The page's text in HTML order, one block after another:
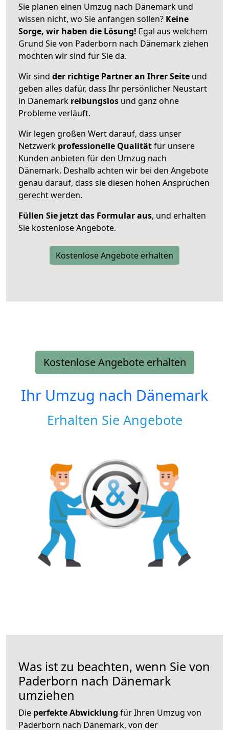
Sie planen einen Umzug nach Dänemark und
wissen nicht, wo Sie anfangen sollen? Keine
Sorge, wir haben die Lösung! Egal aus welchem
Grund Sie von Paderborn nach Dänemark ziehen
möchten wir sind für Sie da.
Wir sind der richtige Partner an Ihrer Seite und
geben alles dafür, dass Ihr persönlicher Neustart
in Dänemark reibungslos und ganz ohne
Probleme verläuft.
Wir legen großen Wert darauf, dass unser
Netzwerk professionelle Qualitätfür unsere
Kunden anbieten für den Umzug nach
Dänemark. Deshalb achten wir bei den Angebote
genau darauf, dass sie diesen hohen Ansprüchen
gerecht werden.
Füllen Sie jetzt das Formular aus, und erhalten
Sie kostenlose Angebote.
Kostenlose Angebote erhalten
Kostenlose Angebote erhalten
Ihr Umzug nach Dänemark
Erhalten Sie Angebote
Was ist zu beachten, wenn Sie von
Paderborn nach Dänemark
umziehen
Die perfekte Abwicklung für Ihren Umzug von
Paderborn nach Dänemark, von der